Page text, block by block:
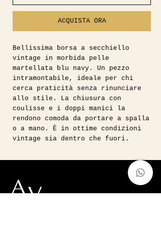
ACQUISTA ORA
Bellissima borsa a secchiello
vintage in morbida pelle
martellata blu navy. Un pezzo
intramontabile, ideale per chi
cerca praticità senza rinunciare
allo stile. La chiusura con
coulisse e i doppi manici la
rendono comoda da portare a spalla
o a mano. È in ottime condizioni
vintage sia dentro che fuori.
Misure:
Altezza 40cm
Luce manico 30cm